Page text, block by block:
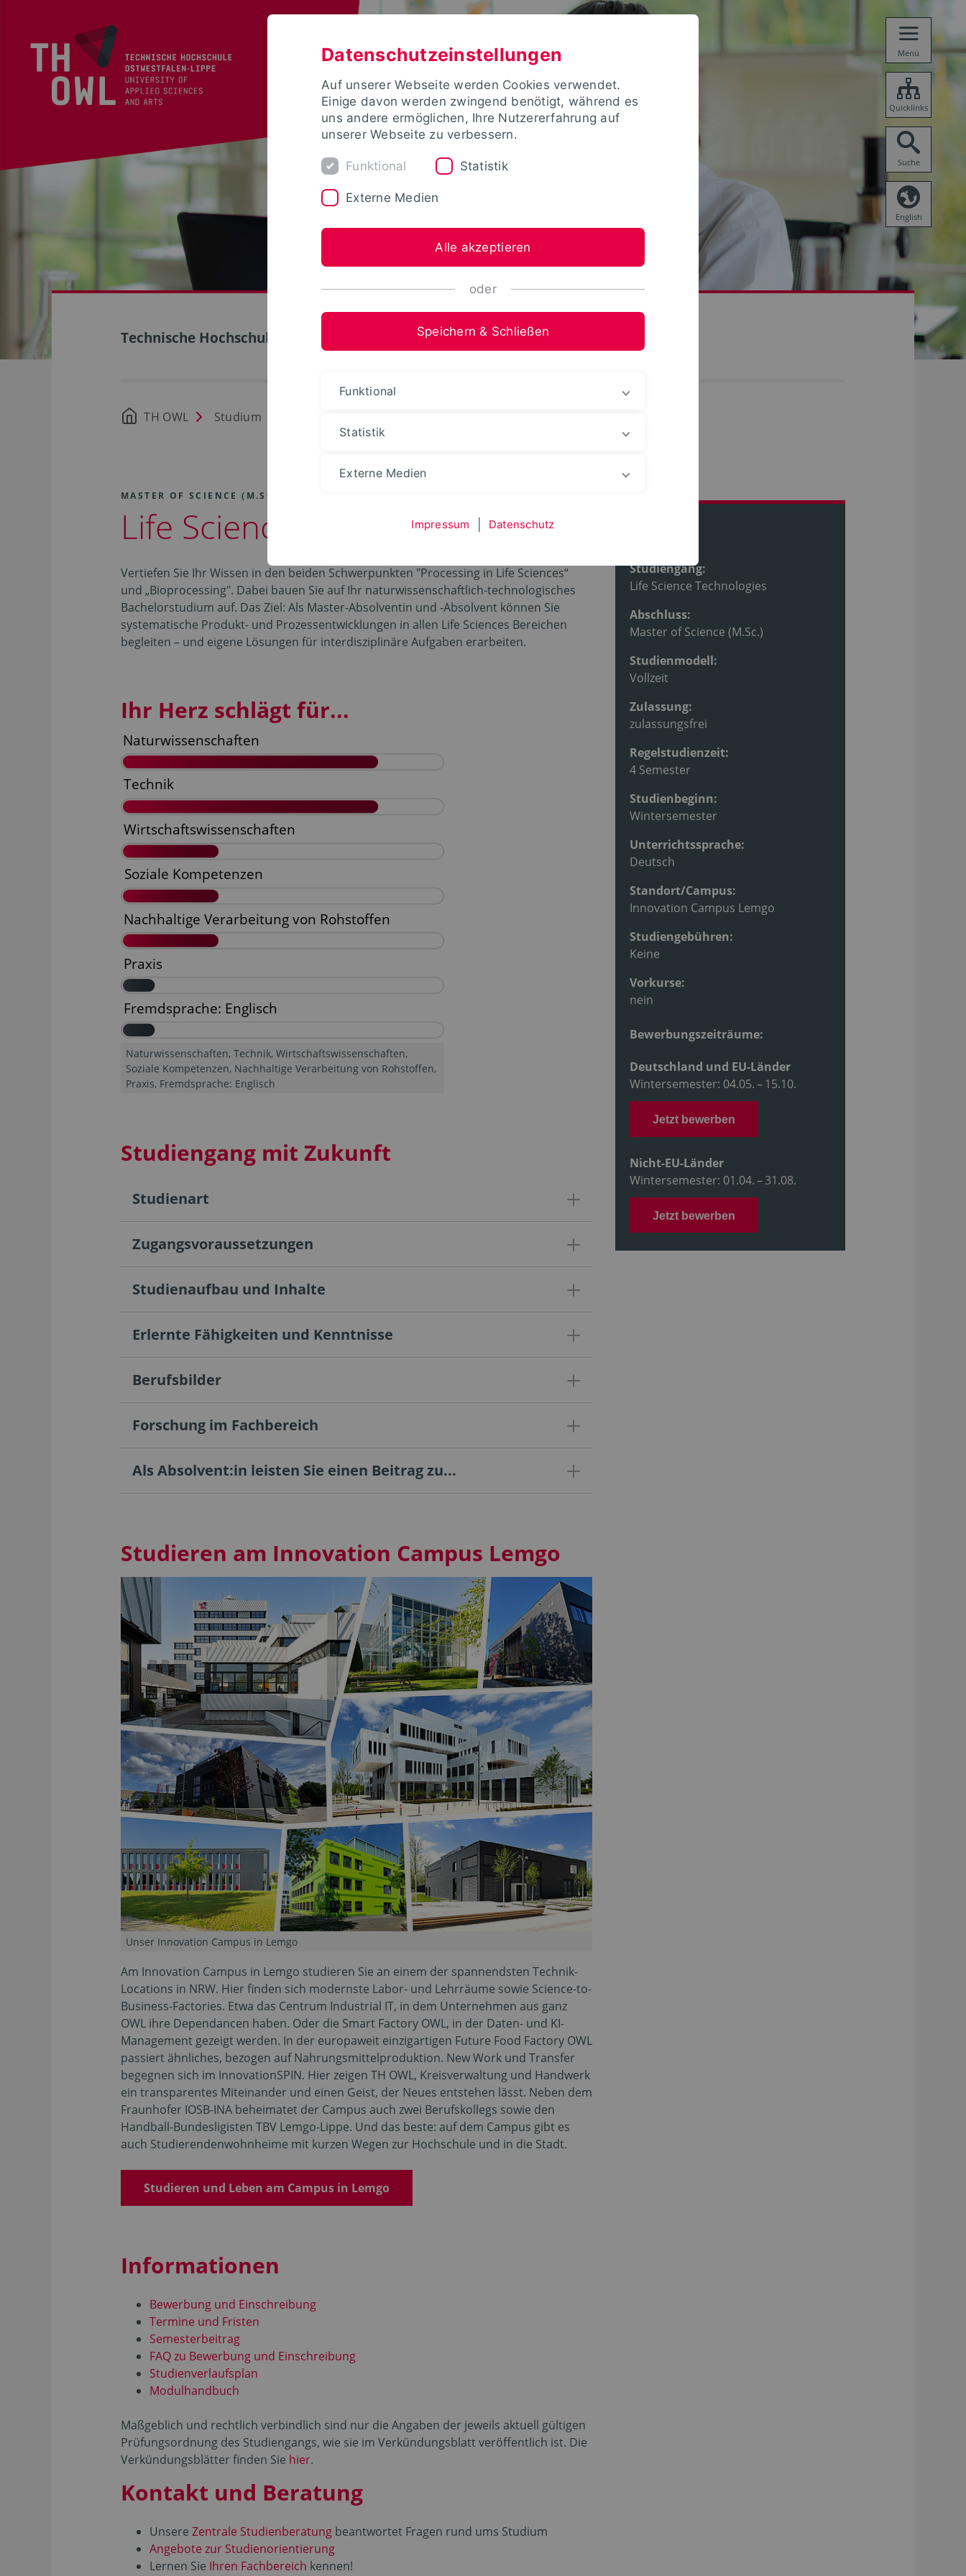
Menü
Quicklinks
Suche
English
Technische Hochschule Ostwestfalen-Lippe
TH OWL Studium
MASTER OF SCIENCE (M.SC.)
Life Science Technologies
Vertiefen Sie Ihr Wissen in den beiden Schwerpunkten "Processing in Life Sciences“
und „Bioprocessing". Dabei bauen Sie auf Ihr naturwissenschaftlich-technologisches
Bachelorstudium auf. Das Ziel: Als Master-Absolventin und -Absolvent können Sie
systematische Produkt- und Prozessentwicklungen in allen Life Sciences Bereichen
begleiten – und eigene Lösungen für interdisziplinäre Aufgaben erarbeiten.
Ihr Herz schlägt für...
Naturwissenschaften, Technik, Wirtschaftswissenschaften,
Soziale Kompetenzen, Nachhaltige Verarbeitung von Rohstoffen,
Praxis, Fremdsprache: Englisch
Studiengang mit Zukunft
Studienart
Zugangsvoraussetzungen
Studienaufbau und Inhalte
Erlernte Fähigkeiten und Kenntnisse
Berufsbilder
Forschung im Fachbereich
Als Absolvent:in leisten Sie einen Beitrag zu...
Studieren am Innovation Campus Lemgo
Unser Innovation Campus in Lemgo
Am Innovation Campus in Lemgo studieren Sie an einem der spannendsten Technik-
Locations in NRW. Hier finden sich modernste Labor- und Lehrräume sowie Science-to-
Business-Factories. Etwa das Centrum Industrial IT, in dem Unternehmen aus ganz
OWL ihre Dependancen haben. Oder die Smart Factory OWL, in der Daten- und KI-
Management gezeigt werden. In der europaweit einzigartigen Future Food Factory OWL
passiert ähnliches, bezogen auf Nahrungsmittelproduktion. New Work und Transfer
begegnen sich im InnovationSPIN. Hier zeigen TH OWL, Kreisverwaltung und Handwerk
ein transparentes Miteinander und einen Geist, der Neues entstehen lässt. Neben dem
Fraunhofer IOSB-INA beheimatet der Campus auch zwei Berufskollegs sowie den
Handball-Bundesligisten TBV Lemgo-Lippe. Und das beste: auf dem Campus gibt es
auch Studierendenwohnheime mit kurzen Wegen zur Hochschule und in die Stadt.
Studieren und Leben am Campus in Lemgo
Informationen
Bewerbung und Einschreibung
Termine und Fristen
Semesterbeitrag
FAQ zu Bewerbung und Einschreibung
Studienverlaufsplan
Modulhandbuch
Maßgeblich und rechtlich verbindlich sind nur die Angaben der jeweils aktuell gültigen
Prüfungsordnung des Studiengangs, wie sie im Verkündungsblatt veröffentlich ist. Die
Verkündungsblätter finden Sie hier.
Kontakt und Beratung
Unsere Zentrale Studienberatung beantwortet Fragen rund ums Studium
Angebote zur Studienorientierung
Lernen Sie Ihren Fachbereich kennen!
Studiengang:
Life Science Technologies
Abschluss:
Master of Science (M.Sc.)
Studienmodell:
Vollzeit
Zulassung:
zulassungsfrei
Regelstudienzeit:
4 Semester
Studienbeginn:
Wintersemester
Unterrichtssprache:
Deutsch
Standort/Campus:
Innovation Campus Lemgo
Studiengebühren:
Keine
Vorkurse:
nein
Bewerbungszeiträume:
Deutschland und EU-Länder
Wintersemester: 04.05. – 15.10.
Jetzt bewerben
Nicht-EU-Länder
Wintersemester: 01.04. – 31.08.
Jetzt bewerben
Datenschutzeinstellungen
Auf unserer Webseite werden Cookies verwendet.
Einige davon werden zwingend benötigt, während es
uns andere ermöglichen, Ihre Nutzererfahrung auf
unserer Webseite zu verbessern.
Funktional Statistik
Externe Medien
Alle akzeptieren
oder
Speichern & Schließen
Funktional
Statistik
Externe Medien
Impressum Datenschutz